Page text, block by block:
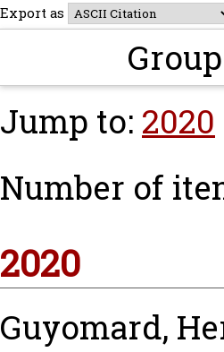
Export as
Jump to: 2020
Number of
2020
Guyomard,